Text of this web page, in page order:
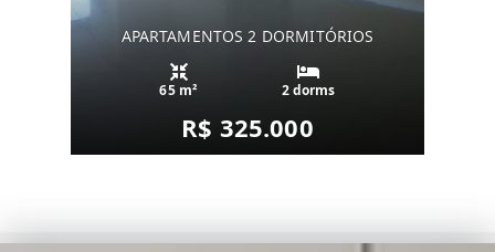
APARTAMENTOS 2 DORMITÓRIOS
65 m² 2 dorms
R$ 325.000